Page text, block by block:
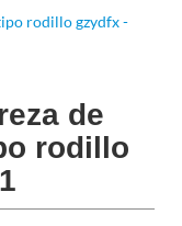
rodillo gzydfx -
de
rodillo